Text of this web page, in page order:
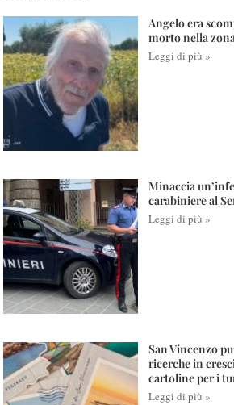
Angelo era
morto nella
Leggi di più »
Minaccia
carabiniere al
Leggi di più »
San Vincenzo
ricerche in
cartoline per i
Leggi di più »